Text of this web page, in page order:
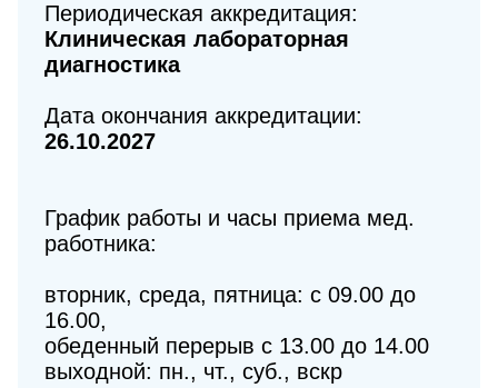
Периодическая аккредитация:
Клиническая лабораторная
диагностика
Дата окончания аккредитации:
26.10.2027
График работы и часы приема мед.
работника:
вторник, среда, пятница: с 09.00 до
16.00,
обеденный перерыв с 13.00 до 14.00
выходной: пн., чт., суб., вскр